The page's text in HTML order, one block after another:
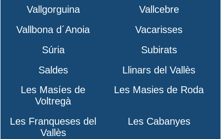
Vallgorguina
Vallcebre
Vallbona d´Anoia
Vacarisses
Súria
Subirats
Saldes
Llinars del Vallès
Les Masíes de
Voltregà
Les Masies de Roda
Les Franqueses del
Vallès
Les Cabanyes